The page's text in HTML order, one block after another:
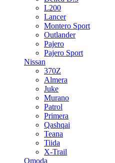
L200
Lancer
Montero Sport
Outlander
Pajero
Pajero Sport
Nissan
370Z
Almera
Juke
Murano
Patrol
Primera
Qashqai
Teana
Tiida
X-Trail
Omoda